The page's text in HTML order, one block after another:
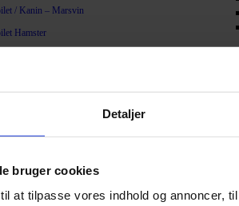
Detaljer
bruger cookies
at tilpasse vores indhold og annoncer,
/ Kanin – Marsvin
Hamster